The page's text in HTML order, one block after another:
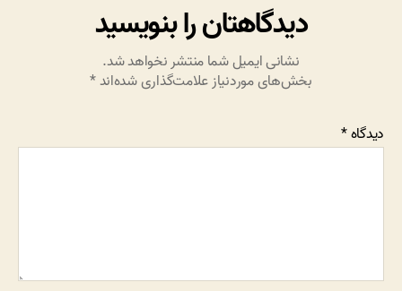
دیدگاهتان را بنویسید
نشانی ایمیل شما منتشر نخواهد شد.
بخش‌های موردنیاز علامت‌گذاری شده‌اند*
دیدگاه*